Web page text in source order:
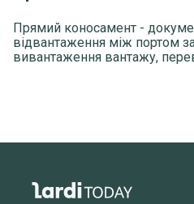
Прямий коносамент -
відвантаження між портом
вивантаження вантажу,